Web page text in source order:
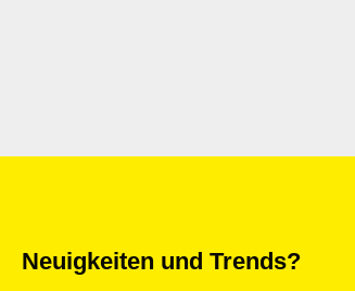
Neuigkeiten und Trends?